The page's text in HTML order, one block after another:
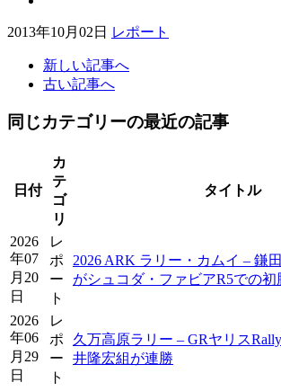
2013年10月02日 レポート
新しい記事へ
古い記事へ
同じカテゴリーの最近の記事
日付
カ
テ
ゴ
リ
タイトル
2026
年07
月20
日
レ
ポ
ー
ト
2026 ARK ラリー・カムイ – 鎌
がシュコダ・ファビアR5での初
2026
年06
月29
日
レ
ポ
ー
ト
久万高原ラリー – GRヤリス
井隆宏組が連勝